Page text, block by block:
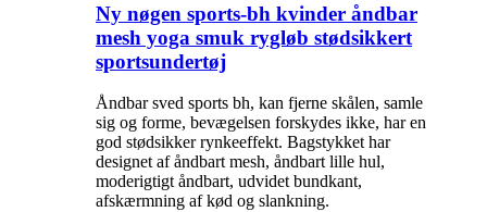
Ny nøgen sports-bh kvinder åndbar
mesh yoga smuk rygløb stødsikkert
sportsundertøj
Åndbar sved sports bh, kan fjerne skålen, samle
sig og forme, bevægelsen forskydes ikke, har en
god stødsikker rynkeeffekt. Bagstykket har
designet af åndbart mesh, åndbart lille hul,
moderigtigt åndbart, udvidet bundkant,
afskærmning af kød og slankning.